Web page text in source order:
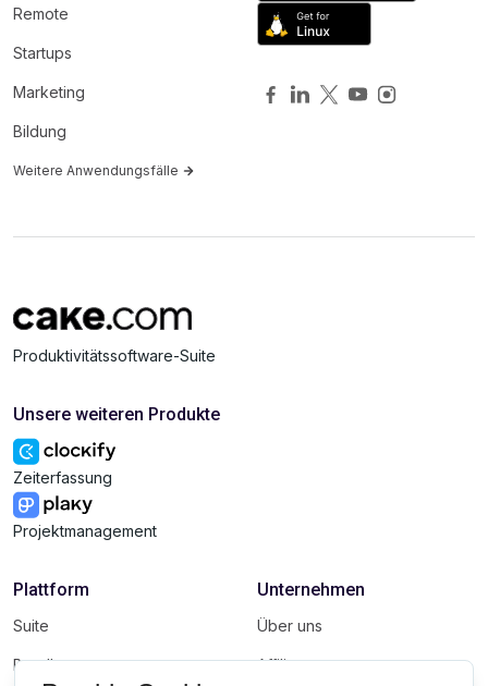
Remote
Startups
Marketing
Bildung
Weitere Anwendungsfälle
Produktivitätssoftware-Suite
Unsere weiteren Produkte
Zeiterfassung
Projektmanagement
Plattform
Suite
Bundle
Unternehmen
Über uns
Affiliate